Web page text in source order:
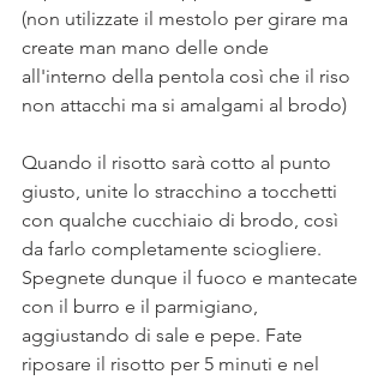
(non utilizzate il mestolo per girare ma
create man mano delle onde
all'interno della pentola così che il riso
non attacchi ma si amalgami al brodo)
Quando il risotto sarà cotto al punto
giusto, unite lo stracchino a tocchetti
con qualche cucchiaio di brodo, così
da farlo completamente sciogliere.
Spegnete dunque il fuoco e mantecate
con il burro e il parmigiano,
aggiustando di sale e pepe. Fate
riposare il risotto per 5 minuti e nel